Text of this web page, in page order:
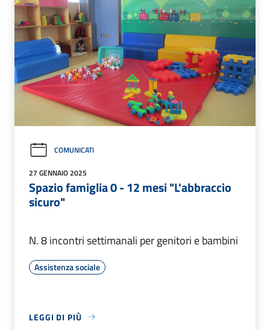
COMUNICATI
27 GENNAIO 2025
Spazio famiglia 0 - 12 mesi "L'abbraccio
sicuro"
N. 8 incontri settimanali per genitori e bambini
Assistenza sociale
LEGGI DI PIÙ